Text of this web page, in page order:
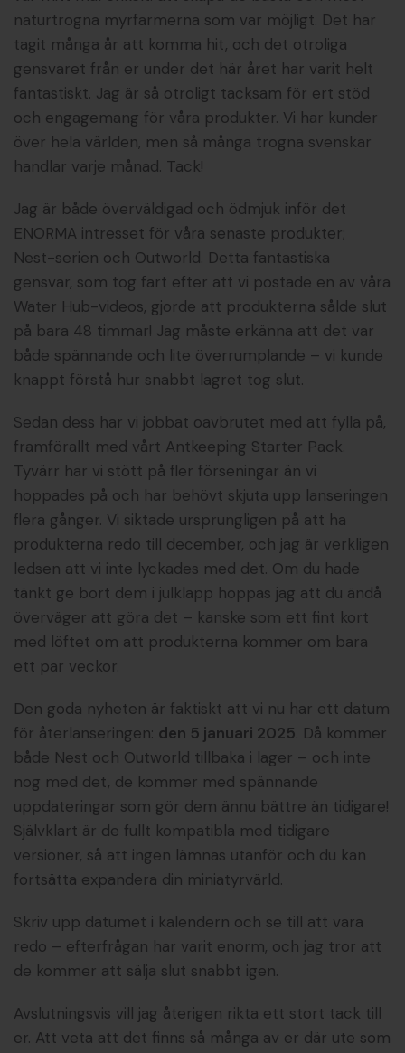
naturtrogna myrfarmerna som var möjligt. Det har
tagit många år att komma hit, och det otroliga
gensvaret från er under det här året har varit helt
fantastiskt. Jag är så otroligt tacksam för ert stöd
och engagemang för våra produkter. Vi har kunder
över hela världen, men så många trogna svenskar
handlar varje månad. Tack!
Jag är både överväldigad och ödmjuk inför det
ENORMA intresset för våra senaste produkter;
Nest-serien och Outworld. Detta fantastiska
gensvar, som tog fart efter att vi postade en av våra
Water Hub-videos, gjorde att produkterna sålde slut
på bara 48 timmar! Jag måste erkänna att det var
både spännande och lite överrumplande – vi kunde
knappt förstå hur snabbt lagret tog slut.
Sedan dess har vi jobbat oavbrutet med att fylla på,
framförallt med vårt Antkeeping Starter Pack.
Tyvärr har vi stött på fler förseningar än vi
hoppades på och har behövt skjuta upp lanseringen
flera gånger. Vi siktade ursprungligen på att ha
produkterna redo till december, och jag är verkligen
ledsen att vi inte lyckades med det. Om du hade
tänkt ge bort dem i julklapp hoppas jag att du ändå
överväger att göra det – kanske som ett fint kort
med löftet om att produkterna kommer om bara
ett par veckor.
Den goda nyheten är faktiskt att vi nu har ett datum
för återlanseringen: den 5 januari 2025. Då kommer
både Nest och Outworld tillbaka i lager – och inte
nog med det, de kommer med spännande
uppdateringar som gör dem ännu bättre än tidigare!
Självklart är de fullt kompatibla med tidigare
versioner, så att ingen lämnas utanför och du kan
fortsätta expandera din miniatyrvärld.
Skriv upp datumet i kalendern och se till att vara
redo – efterfrågan har varit enorm, och jag tror att
de kommer att sälja slut snabbt igen.
Avslutningsvis vill jag återigen rikta ett stort tack till
er. Att veta att det finns så många av er där ute som